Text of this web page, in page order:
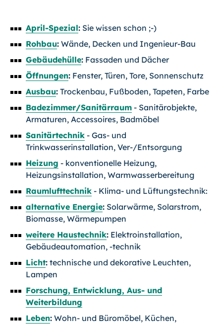
April-Spezial: Sie wissen schon ;-)
Rohbau: Wände, Decken und Ingenieur-Bau
Gebäudehülle: Fassaden und Dächer
Öffnungen: Fenster, Türen, Tore, Sonnenschutz
Ausbau: Trockenbau, Fußboden, Tapeten, Farbe
Badezimmer/Sanitärraum - Sanitärobjekte,
Armaturen, Accessoires, Badmöbel
Sanitärtechnik - Gas- und
Trinkwasserinstallation, Ver-/Entsorgung
Heizung - konventionelle Heizung,
Heizungsinstallation, Warmwasserbereitung
Raumlufttechnik - Klima- und Lüftungstechnik:
alternative Energie: Solarwärme, Solarstrom,
Biomasse, Wärmepumpen
weitere Haustechnik: Elektroinstallation,
Gebäudeautomation, -technik
Licht: technische und dekorative Leuchten,
Lampen
Forschung, Entwicklung, Aus- und
Weiterbildung
Leben: Wohn- und Büromöbel, Küchen,